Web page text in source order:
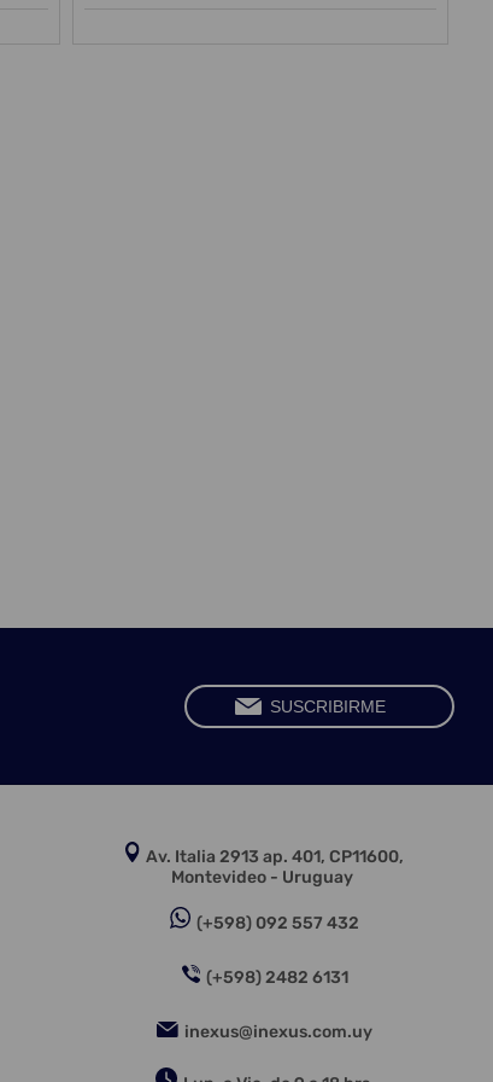
Av. Italia 2913 ap. 401, CP11600,
Montevideo - Uruguay
(+598) 092 557 432
(+598) 2482 6131
inexus@inexus.com.uy